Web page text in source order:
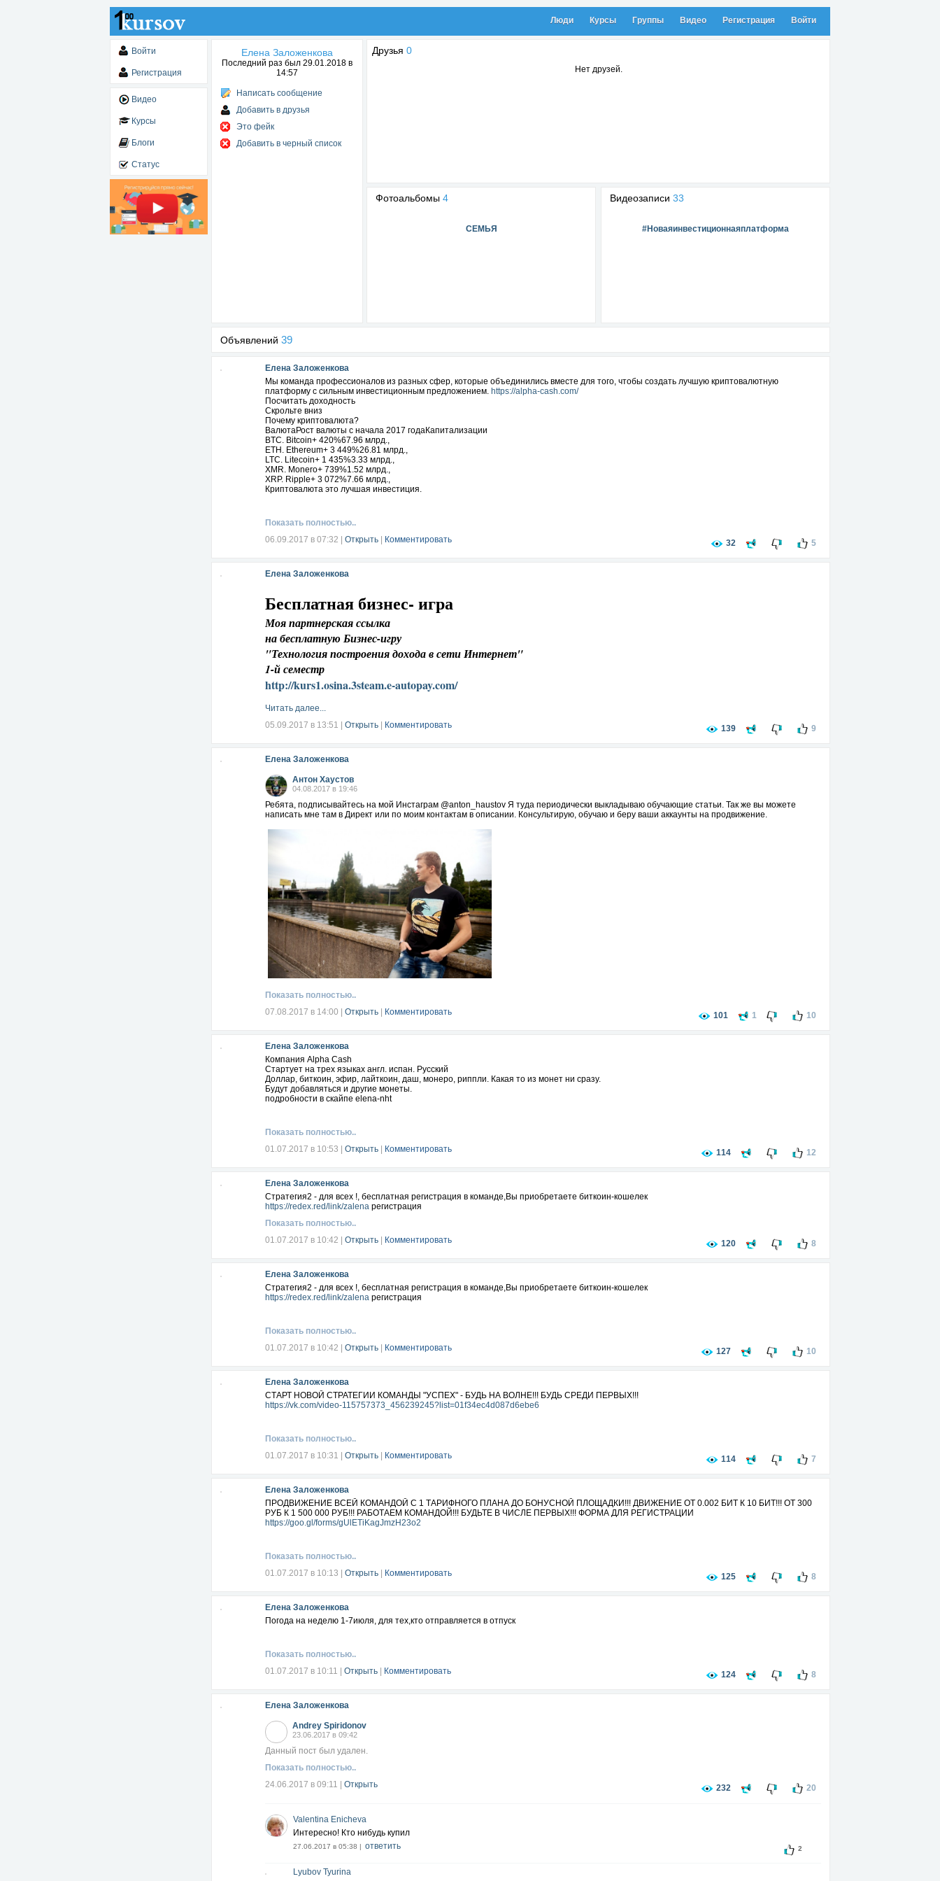
Люди Курсы Группы Видео Регистрация Войти
Войти
Регистрация
Видео
Курсы
Блоги
Статус
Елена Заложенкова
Последний раз был 29.01.2018 в
14:57
Написать сообщение
Добавить в друзья
Это фейк
Добавить в черный список
Друзья 0
Нет друзей.
Фотоальбомы 4
СЕМЬЯ
Видеозаписи 33
#Новаяинвестиционнаяплатформа
Объявлений 39
Елена Заложенкова
Мы команда профессионалов из разных сфер, которые объединились вместе для того, чтобы создать лучшую криптовалютную
платформу с сильным инвестиционным предложением. https://alpha-cash.com/
Посчитать доходность
Скрольте вниз
Почему криптовалюта?
ВалютаРост валюты с начала 2017 годаКапитализации
BTC. Bitcoin+ 420%67.96 млрд.,
ETH. Ethereum+ 3 449%26.81 млрд.,
LTC. Litecoin+ 1 435%3.33 млрд.,
XMR. Monero+ 739%1.52 млрд.,
XRP. Ripple+ 3 072%7.66 млрд.,
Криптовалюта это лучшая инвестиция.
Показать полностью..
06.09.2017 в 07:32
Открыть Комментировать 32 5
Елена Заложенкова
Бесплатная бизнес- игра
Моя партнерская ссылка
на бесплатную Бизнес-игру
"Технология построения дохода в сети Интернет"
1-й семестр
http://kurs1.osina.3steam.e-autopay.com/
Читать далее...
05.09.2017 в 13:51
Открыть Комментировать 139 9
Елена Заложенкова
Антон Хаустов
04.08.2017 в 19:46
Ребята, подписывайтесь на мой Инстаграм @anton_haustov Я туда периодически выкладываю обучающие статьи. Так же вы можете
написать мне там в Директ или по моим контактам в описании. Консультирую, обучаю и беру ваши аккаунты на продвижение.
Показать полностью..
07.08.2017 в 14:00
Открыть Комментировать 101 1 10
Елена Заложенкова
Компания Alpha Cash
Cтартует на трех языках англ. испан. Русский
Доллар, биткоин, эфир, лайткоин, даш, монеро, риппли. Какая то из монет ни сразу.
Будут добавляться и другие монеты.
подробности в скайпе elena-nht
Показать полностью..
01.07.2017 в 10:53
Открыть Комментировать 114 12
Елена Заложенкова
Стратегия2 - для всех !, бесплатная регистрация в команде,Вы приобретаете биткоин-кошелек
https://redex.red/link/zalena регистрация
Показать полностью..
01.07.2017 в 10:42
Открыть Комментировать 120 8
Елена Заложенкова
Стратегия2 - для всех !, бесплатная регистрация в команде,Вы приобретаете биткоин-кошелек
https://redex.red/link/zalena регистрация
Показать полностью..
01.07.2017 в 10:42
Открыть Комментировать 127 10
Елена Заложенкова
СТАРТ НОВОЙ СТРАТЕГИИ КОМАНДЫ "УСПЕХ" - БУДЬ НА ВОЛНЕ!!! БУДЬ СРЕДИ ПЕРВЫХ!!!
https://vk.com/video-115757373_456239245?list=01f34ec4d087d6ebe6
Показать полностью..
01.07.2017 в 10:31
Открыть Комментировать 114 7
Елена Заложенкова
ПРОДВИЖЕНИЕ ВСЕЙ КОМАНДОЙ С 1 ТАРИФНОГО ПЛАНА ДО БОНУСНОЙ ПЛОЩАДКИ!!! ДВИЖЕНИЕ ОТ 0.002 БИТ К 10 БИТ!!! ОТ 300
РУБ К 1 500 000 РУБ!!! РАБОТАЕМ КОМАНДОЙ!!! БУДЬТЕ В ЧИСЛЕ ПЕРВЫХ!!! ФОРМА ДЛЯ РЕГИСТРАЦИИ
https://goo.gl/forms/gUlETiKagJmzH23o2
Показать полностью..
01.07.2017 в 10:13
Открыть Комментировать 125 8
Елена Заложенкова
Погода на неделю 1-7июля, для тех,кто отправляется в отпуск
Показать полностью..
01.07.2017 в 10:11
Открыть Комментировать 124 8
Елена Заложенкова
Andrey Spiridonov
23.06.2017 в 09:42
Данный пост был удален.
Показать полностью..
24.06.2017 в 09:11
Открыть 232 20
Valentina Enicheva
Интересно! Кто нибудь купил
27.06.2017 в 05:38 | ответить 2
Lyubov Tyurina